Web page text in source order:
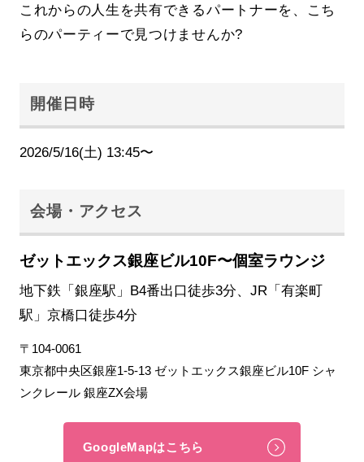
これからの人生を共有できるパートナーを、こち
らのパーティーで見つけませんか?
開催日時
2026/5/16(土) 13:45〜
会場・アクセス
ゼットエックス銀座ビル10F〜個室ラウンジ
地下鉄「銀座駅」B4番出口徒歩3分、JR「有楽町
駅」京橋口徒歩4分
〒104-0061
東京都中央区銀座1-5-13 ゼットエックス銀座ビル10F シャ
ンクレール 銀座ZX会場
GoogleMapはこちら